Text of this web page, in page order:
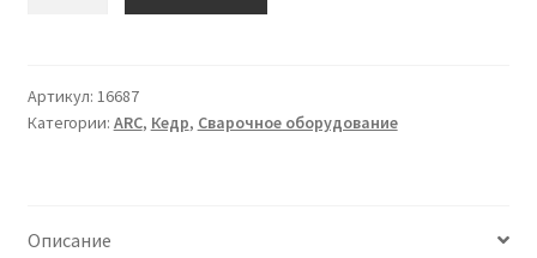
КЕДР
MULTIARC-
Артикул: 16687
Категории: ARC, Кедр, Сварочное оборудование
Описание